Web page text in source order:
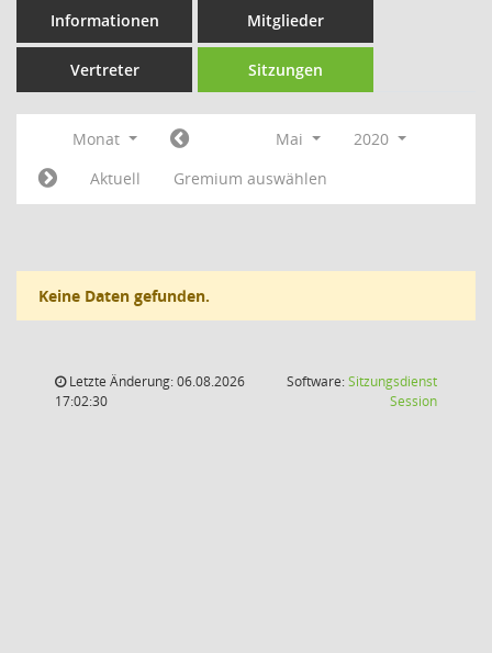
Informationen Mitglieder
Vertreter Sitzungen
Monat Mai
2020
Aktuell
Gremium auswählen
Keine Daten gefunden.
Letzte Änderung: 06.08.2026
17:02:30
Software:Sitzungsdienst
Session(Wird in